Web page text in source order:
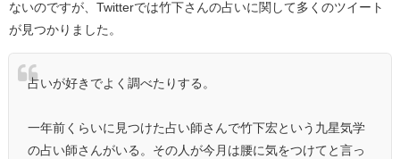
ないのですが、Twitterでは竹下さんの占いに関して多くのツイート
が見つかりました。
占いが好きでよく調べたりする。
一年前くらいに見つけた占い師さんで竹下宏という九星気学
の占い師さんがいる。その人が今月は腰に気をつけてと言っ